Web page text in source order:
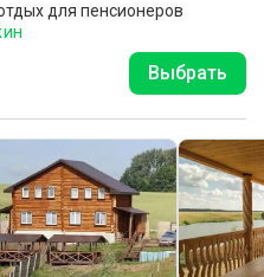
для пенсионеров
Выбрать